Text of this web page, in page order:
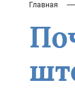
Главная